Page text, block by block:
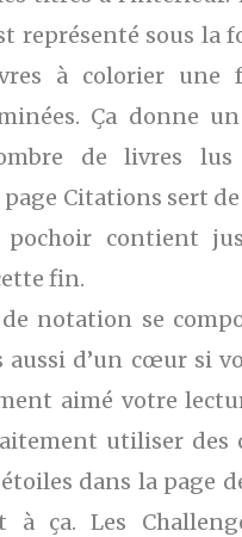
représenté sous la
à colorier une
Ça donne
de livres lus
page Citations sert
contient
fin.
notation se
aussi d’un cœur si
aimé votre
utiliser des
dans la page
à ça. Les